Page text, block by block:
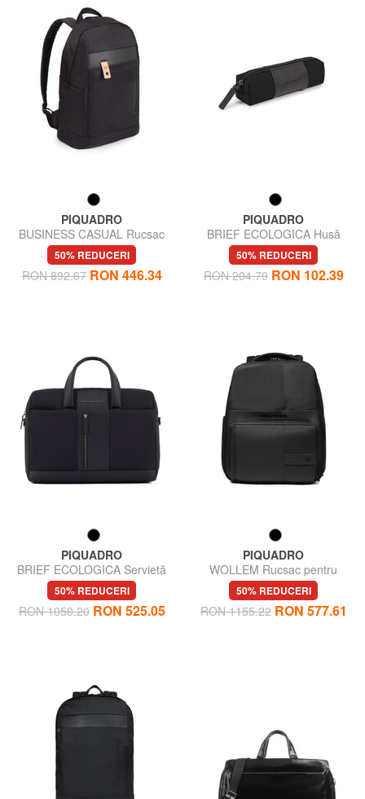
PIQUADRO
BUSINESS CASUAL Rucsac
pentru laptop de 13"
50% REDUCERI
RON 892.67 RON 446.34
PIQUADRO
BRIEF ECOLOGICA Husă
pentru stilou
50% REDUCERI
RON 204.79 RON 102.39
PIQUADRO
BRIEF ECOLOGICA Servietă
pentru PC
50% REDUCERI
RON 1050.20 RON 525.05
PIQUADRO
WOLLEM Rucsac pentru
laptop de 14" din piele mixtă
50% REDUCERI
RON 1155.22 RON 577.61